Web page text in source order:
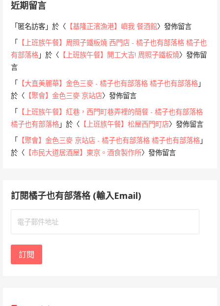
近期留言
「匿名訪客 」於〈 【基隆正濱漁港】嶼我 餐酒館〉發佈留言
「 【上班族午餐】周照子鐵板燒 西門店 - 橘子也有部落格 橘子也
有部落格 」於〈 【上班族午餐】開工大吉! 周照子鐵板燒〉發佈留
言
「 【大直美麗華】金色三麥 - 橘子也有部落格 橘子也有部落格 」
於〈 【聚會】金色三麥 京站店〉發佈留言
「 【上班族午餐】紅巷，西門町巷弄裡的簡餐 - 橘子也有部落格
橘子也有部落格 」於〈 【上班族午餐】松屋西門町店〉發佈留言
「 【聚會】金色三麥 京站店 - 橘子也有部落格 橘子也有部落格 」
於〈 【市民大道居酒屋】東京。酒食製作所〉發佈留言
訂閱橘子也有部落格 (輸入Email)
地
訂閱